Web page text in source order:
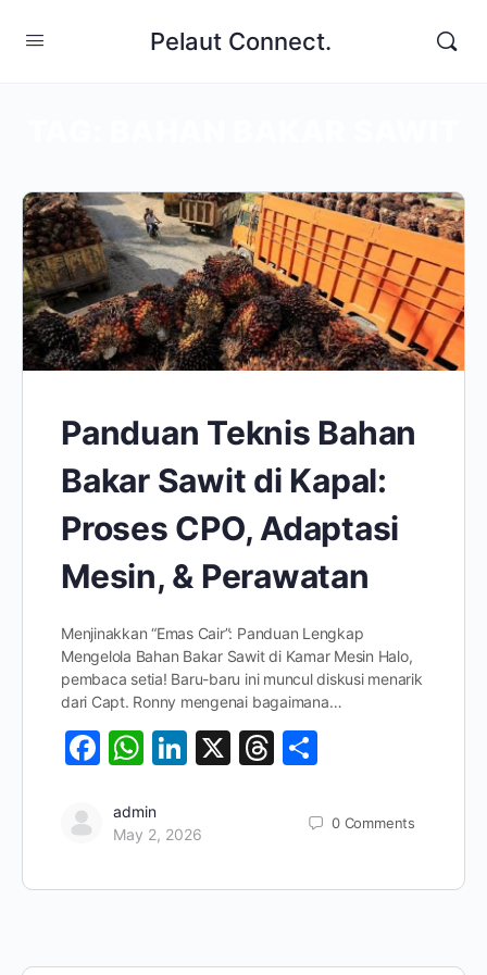
Pelaut Connect.
Panduan Teknis Bahan
Bakar Sawit di Kapal:
Proses CPO, Adaptasi
Mesin, & Perawatan
Menjinakkan “Emas Cair”: Panduan Lengkap
Mengelola Bahan Bakar Sawit di Kamar Mesin Halo,
pembaca setia! Baru-baru ini muncul diskusi menarik
dari Capt. Ronny mengenai bagaimana…
Facebook
WhatsApp
LinkedIn
X Threads
admin
May 2, 2026
0 Comments